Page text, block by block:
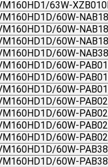
63W-
60W-
60W-
60W-
60W-
60W-
60W-
60W-
60W-
60W-
60W-
60W-
60W-
60W-